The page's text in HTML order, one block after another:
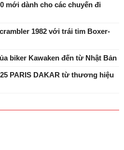
mới dành cho các chuyến đi
1982 với trái tim Boxer-
biker Kawaken đến từ Nhật Bản
PARIS DAKAR từ thương hiệu